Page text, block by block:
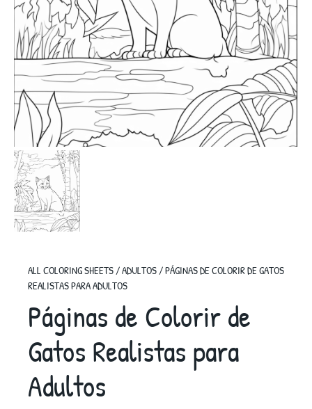
ALL COLORING SHEETS/ADULTOS/PÁGINAS DE COLORIR DE GATOS
REALISTAS PARA ADULTOS
Páginas de Colorir de
Gatos Realistas para
Adultos